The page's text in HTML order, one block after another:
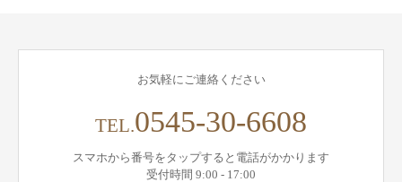
お気軽にご連絡ください
TEL.0545-30-6608
スマホから番号をタップすると電話がかかります
受付時間 9:00 - 17:00